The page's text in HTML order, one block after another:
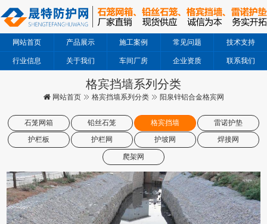
网站首页 产品展示 施工案例 常见问题 技术支持
行业信息 关于我们 车间厂房 企业资质 联系我们
格宾挡墙系列分类
网站首页 格宾挡墙系列分类 阳泉锌铝合金格宾网
石笼网箱 铅丝石笼 格宾挡墙 雷诺护垫
护栏板 护栏网 护坡网 焊接网
爬架网